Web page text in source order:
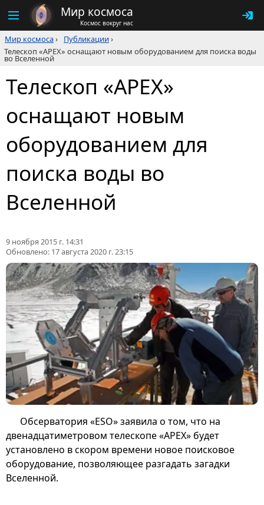
Мир космоса
Космос вокруг нас
Мир космоса› Публикации›
Телескоп «APEX» оснащают новым оборудованием для поиска воды
во Вселенной
Телескоп «APEX»
оснащают новым
оборудованием для
поиска воды во
Вселенной
9 ноября 2015 г. 14:31
Обновлено: 17 августа 2020 г. 23:15
Обсерватория «ESO» заявила о том, что на
двенадцатиметровом телескопе «APEX» будет
установлено в скором времени новое поисковое
оборудование, позволяющее разгадать загадки
Вселенной.